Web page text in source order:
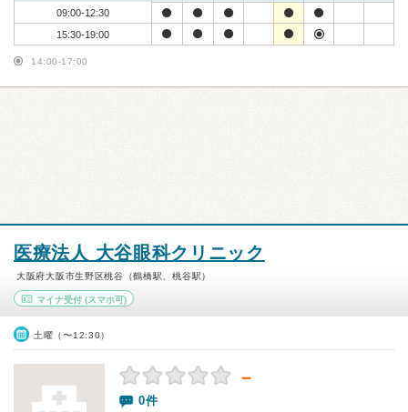
09:00-12:30
15:30-19:00
14:00-17:00
医療法人 大谷眼科クリニック
大阪府大阪市生野区桃谷（鶴橋駅、桃谷駅）
マイナ受付 (スマホ可)
土曜（〜12:30）
－
0件